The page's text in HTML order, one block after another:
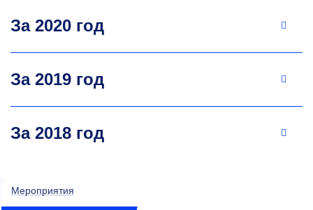
За 2020 год
За 2019 год
За 2018 год
Мероприятия